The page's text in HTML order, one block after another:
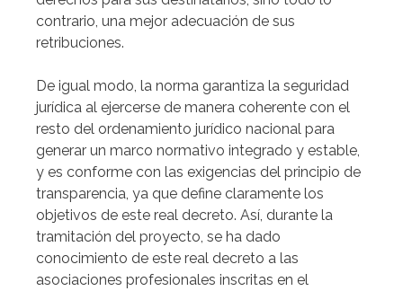
contrario, una mejor adecuación de sus
retribuciones.
De igual modo, la norma garantiza la seguridad
jurídica al ejercerse de manera coherente con el
resto del ordenamiento jurídico nacional para
generar un marco normativo integrado y estable,
y es conforme con las exigencias del principio de
transparencia, ya que define claramente los
objetivos de este real decreto. Así, durante la
tramitación del proyecto, se ha dado
conocimiento de este real decreto a las
asociaciones profesionales inscritas en el